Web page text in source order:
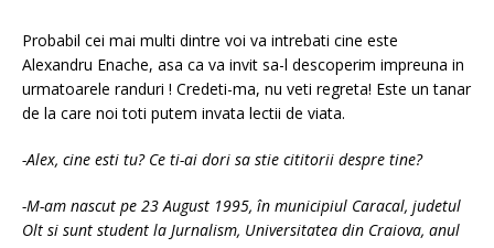
Probabil cei mai multi dintre voi va intrebati cine este
Alexandru Enache, asa ca va invit sa-l descoperim impreuna in
urmatoarele randuri ! Credeti-ma, nu veti regreta! Este un tanar
de la care noi toti putem invata lectii de viata.
-Alex, cine esti tu? Ce ti-ai dori sa stie cititorii despre tine?
-M-am nascut pe 23 August 1995, în municipiul Caracal, judetul
Olt si sunt student la Jurnalism, Universitatea din Craiova, anul